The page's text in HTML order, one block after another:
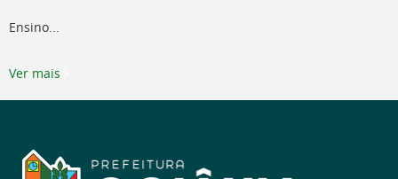
Ensino...
Ver mais